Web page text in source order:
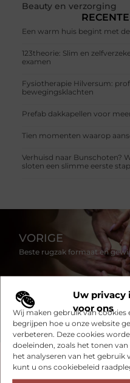
Uw privacy
voor ons
Wij maken gebruik van
begrijpen hoe u onze website
verbeteren. Deze cookies
doeleinden, zoals het tonen
het analyseren van het gebruik
kunt u ons cookiebeleid
Beauty en verzorging
Een warm huis begint met
123theorie: Slim en
examen
Fysiotherapie Hilversum:
bewegingsklachten
Prefab dakkapellen voor
Tien momenten waarop
Verhuisd naar Bunschoten?
sloten een slimme eerste
Had je deze
VORIGE
Beste rugzak